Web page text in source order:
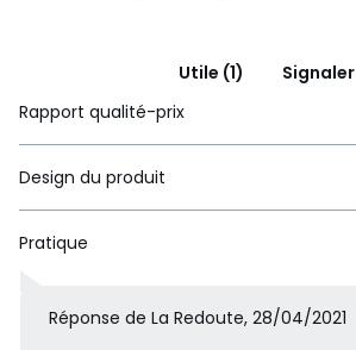
Utile (1)
Signaler
Rapport qualité-prix
Design du produit
Pratique
Réponse de La Redoute, 28/04/2021